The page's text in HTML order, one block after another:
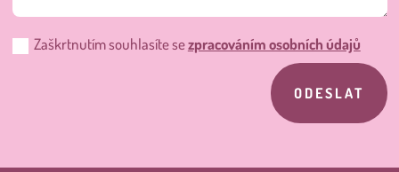
Zaškrtnutím souhlasíte sezpracováním osobních údajů
ODESLAT